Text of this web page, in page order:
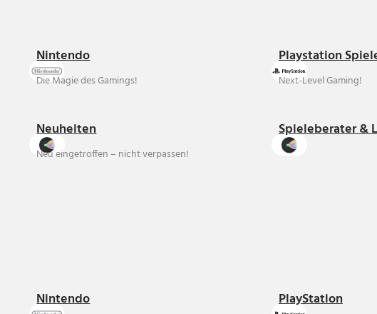
Nintendo
Die Magie des Gamings!
Playstation
Next-Level Gaming!
Neuheiten
Neu eingetroffen – nicht verpassen!
Spieleberater &
Nintendo PlayStation